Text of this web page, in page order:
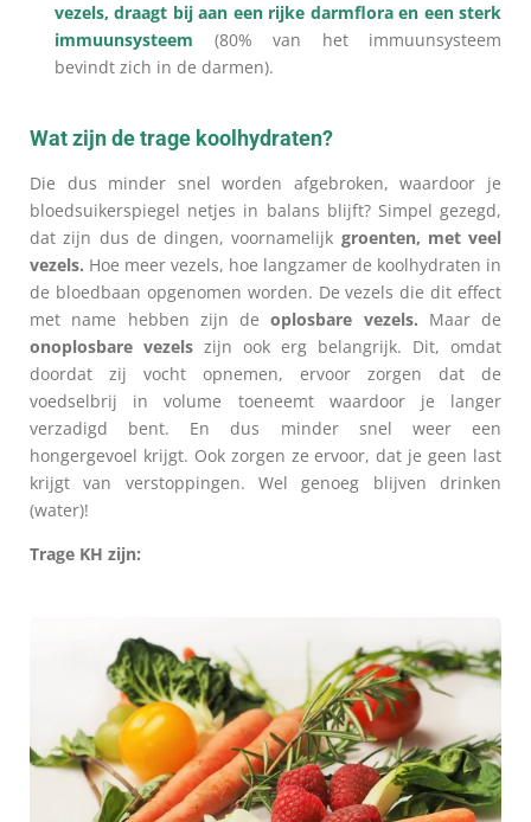
vezels, draagt bij aan een rijke darmflora en een sterk
immuunsysteem (80% van het immuunsysteem
bevindt zich in de darmen).
Wat zijn de trage koolhydraten?
Die dus minder snel worden afgebroken, waardoor je
bloedsuikerspiegel netjes in balans blijft? Simpel gezegd,
dat zijn dus de dingen, voornamelijk groenten, met veel
vezels. Hoe meer vezels, hoe langzamer de koolhydraten in
de bloedbaan opgenomen worden. De vezels die dit effect
met name hebben zijn de oplosbare vezels. Maar de
onoplosbare vezels zijn ook erg belangrijk. Dit, omdat
doordat zij vocht opnemen, ervoor zorgen dat de
voedselbrij in volume toeneemt waardoor je langer
verzadigd bent. En dus minder snel weer een
hongergevoel krijgt. Ook zorgen ze ervoor, dat je geen last
krijgt van verstoppingen. Wel genoeg blijven drinken
(water)!
Trage KH zijn: